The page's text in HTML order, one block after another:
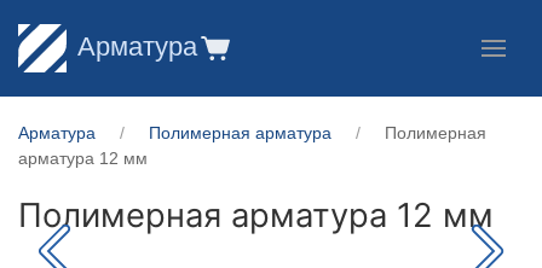
Арматура
Арматура Полимерная арматура
Полимерная
арматура 12 мм
Полимерная арматура 12 мм